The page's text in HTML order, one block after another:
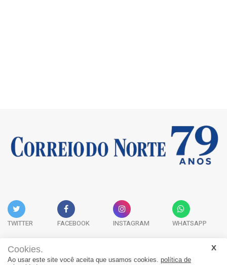
TWITTER FACEBOOK INSTAGRAM WHATSAPP
Cookies.
Ao usar este site você aceita que usamos cookies. política de